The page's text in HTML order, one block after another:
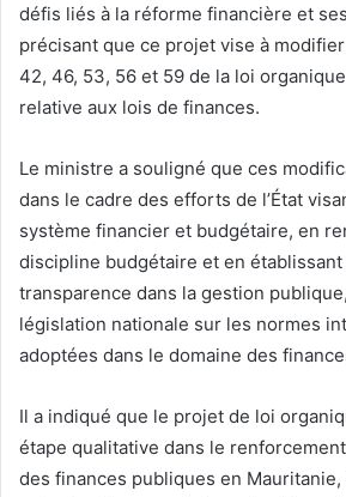
défis liés à la réforme financière et
précisant que ce projet vise à
42, 46, 53, 56 et 59 de la loi
relative aux lois de finances.
Le ministre a souligné que ces
dans le cadre des efforts de l’État
système financier et budgétaire, en
discipline budgétaire et en
transparence dans la gestion
législation nationale sur les normes
adoptées dans le domaine des
Il a indiqué que le projet de loi
étape qualitative dans le
des finances publiques en